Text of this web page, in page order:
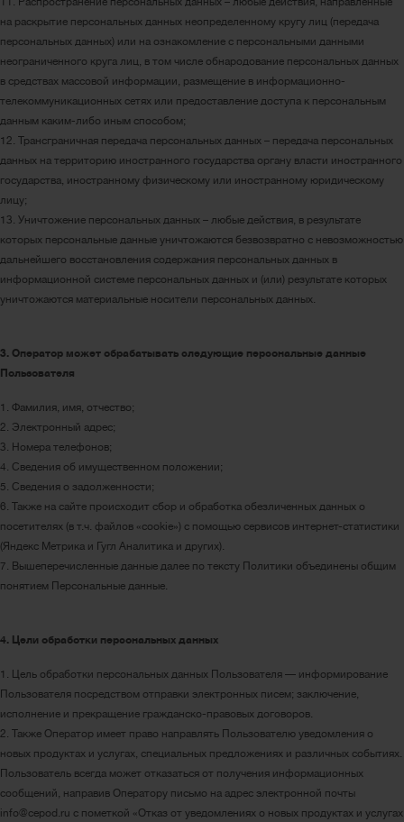
на раскрытие персональных данных неопределенному кругу лиц (передача
персональных данных) или на ознакомление с персональными данными
неограниченного круга лиц, в том числе обнародование персональных данных
в средствах массовой информации, размещение в информационно-
телекоммуникационных сетях или предоставление доступа к персональным
данным каким-либо иным способом;
12. Трансграничная передача персональных данных – передача персональных
данных на территорию иностранного государства органу власти иностранного
государства, иностранному физическому или иностранному юридическому
лицу;
13. Уничтожение персональных данных – любые действия, в результате
которых персональные данные уничтожаются безвозвратно с невозможностью
дальнейшего восстановления содержания персональных данных в
информационной системе персональных данных и (или) результате которых
уничтожаются материальные носители персональных данных.
3. Оператор может обрабатывать следующие персональные данные
Пользователя
1. Фамилия, имя, отчество;
2. Электронный адрес;
3. Номера телефонов;
4. Сведения об имущественном положении;
5. Сведения о задолженности;
6. Также на сайте происходит сбор и обработка обезличенных данных о
посетителях (в т.ч. файлов «cookie») с помощью сервисов интернет-статистики
(Яндекс Метрика и Гугл Аналитика и других).
7. Вышеперечисленные данные далее по тексту Политики объединены общим
понятием Персональные данные.
4. Цели обработки персональных данных
1. Цель обработки персональных данных Пользователя — информирование
Пользователя посредством отправки электронных писем; заключение,
исполнение и прекращение гражданско-правовых договоров.
2. Также Оператор имеет право направлять Пользователю уведомления о
новых продуктах и услугах, специальных предложениях и различных событиях.
Пользователь всегда может отказаться от получения информационных
сообщений, направив Оператору письмо на адрес электронной почты
info@cepod.ru с пометкой «Отказ от уведомлениях о новых продуктах и услугах